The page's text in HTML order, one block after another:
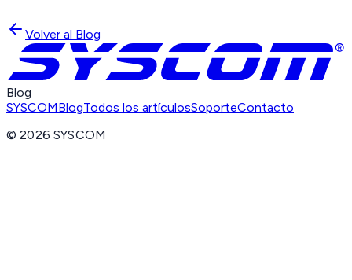
Volver al Blog
Blog
SYSCOMBlogTodos los artículosSoporteContacto
©2026 SYSCOM